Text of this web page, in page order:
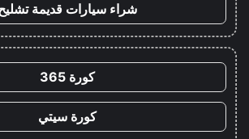
شراء سيارات قديمة
كورة 365
كورة سيتي